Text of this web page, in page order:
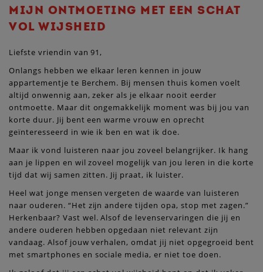
MIJN ONTMOETING MET EEN SCHAT
VOL WIJSHEID
Liefste vriendin van 91,
Onlangs hebben we elkaar leren kennen in jouw
appartementje te Berchem. Bij mensen thuis komen voelt
altijd onwennig aan, zeker als je elkaar nooit eerder
ontmoette. Maar dit ongemakkelijk moment was bij jou van
korte duur. Jij bent een warme vrouw en oprecht
geïnteresseerd in wie ik ben en wat ik doe.
Maar ik vond luisteren naar jou zoveel belangrijker. Ik hang
aan je lippen en wil zoveel mogelijk van jou leren in die korte
tijd dat wij samen zitten. Jij praat, ik luister.
Heel wat jonge mensen vergeten de waarde van luisteren
naar ouderen. “Het zijn andere tijden opa, stop met zagen.”
Herkenbaar? Vast wel. Alsof de levenservaringen die jij en
andere ouderen hebben opgedaan niet relevant zijn
vandaag. Alsof jouw verhalen, omdat jij niet opgegroeid bent
met smartphones en sociale media, er niet toe doen.